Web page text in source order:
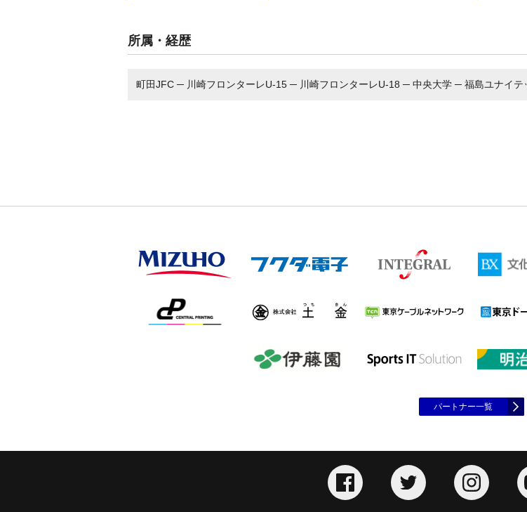
所属・経歴
町田JFC ─ 川崎フロンターレU-15 ─ 川崎フロンターレU-18 ─ 中央大学 ─ 福島ユナイ
パートナー一覧